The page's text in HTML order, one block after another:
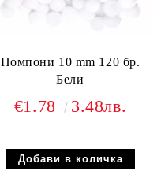
Помпони 10 mm 120 бр.
Бели
€1.78 3.48лв.